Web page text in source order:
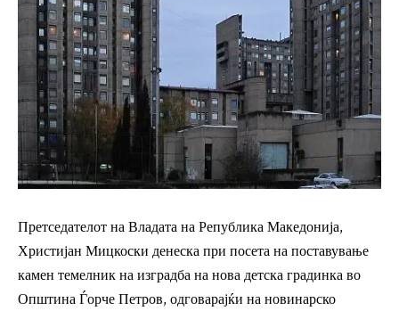
Претседателот на Владата на Република Македонија,
Христијан Мицкоски денеска при посета на поставување
камен темелник на изградба на нова детска градинка во
Општина Ѓорче Петров, одговарајќи на новинарско